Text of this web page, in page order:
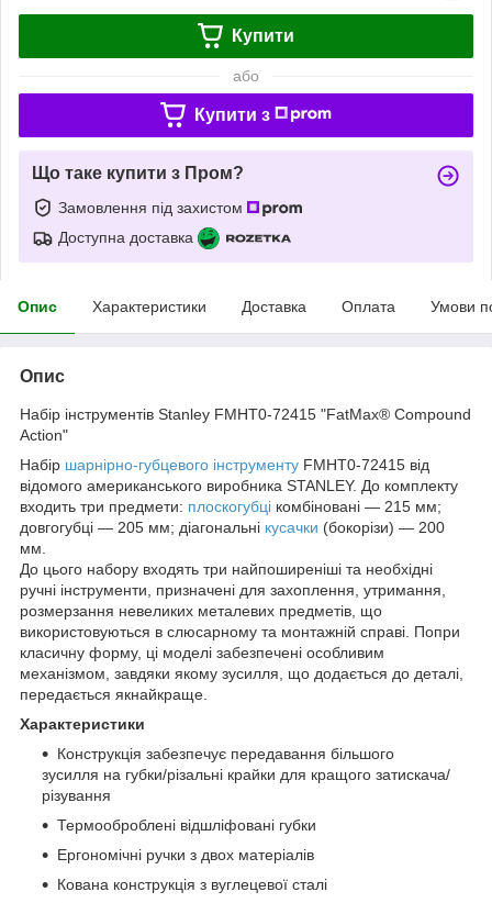
Купити
або
Купити з
Що таке купити з Пром?
Замовлення під захистом
Доступна доставка
Опис Характеристики Доставка Оплата Умови
Опис
Набір інструментів Stanley FMHT0-72415 "FatMax® Compound
Action"
Набір шарнірно-губцевого інструменту FMHT0-72415 від
відомого американського виробника STANLEY. До комплекту
входить три предмети: плоскогубці комбіновані — 215 мм;
довгогубці — 205 мм; діагональні кусачки (бокорізи) — 200
мм.
До цього набору входять три найпоширеніші та необхідні
ручні інструменти, призначені для захоплення, утримання,
розмерзання невеликих металевих предметів, що
використовуються в слюсарному та монтажній справі. Попри
класичну форму, ці моделі забезпечені особливим
механізмом, завдяки якому зусилля, що додається до деталі,
передається якнайкраще.
Характеристики
Конструкція забезпечує передавання більшого
зусилля на губки/різальні крайки для кращого затискача/
різування
Термооброблені відшліфовані губки
Ергономічні ручки з двох матеріалів
Кована конструкція з вуглецевої сталі